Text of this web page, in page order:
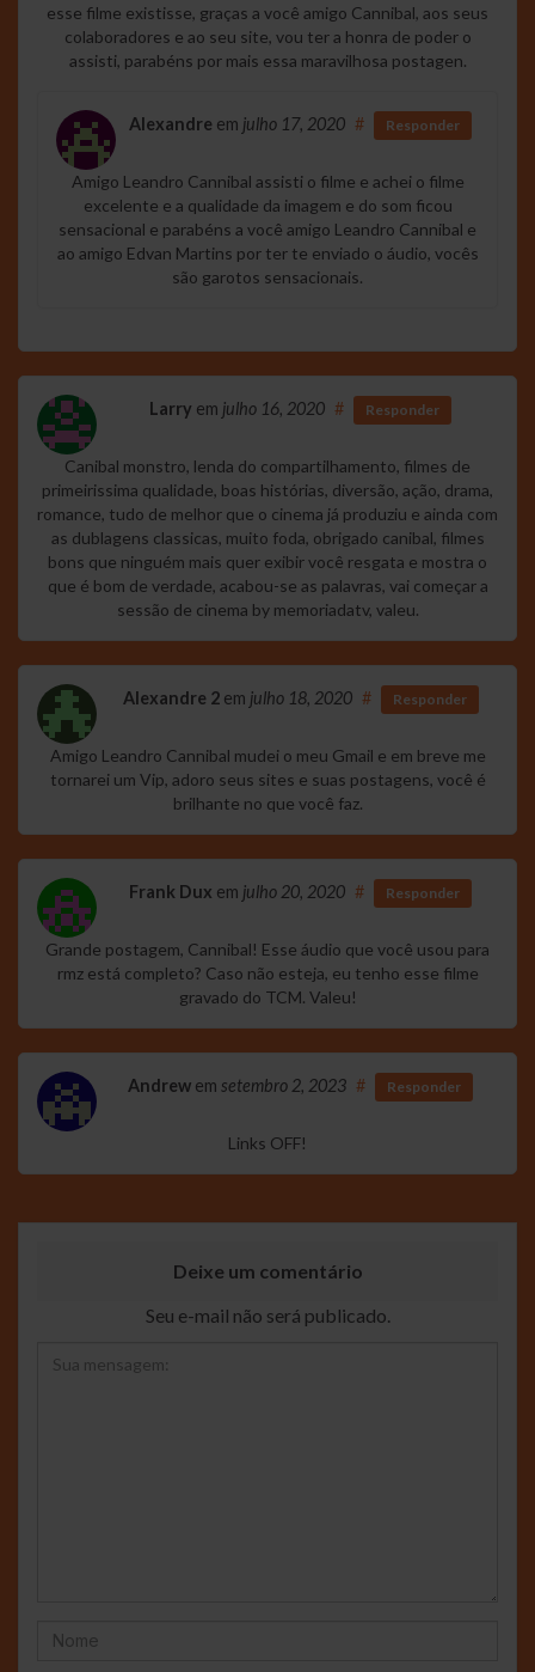
esse filme existisse, graças a você amigo Cannibal, aos seus
colaboradores e ao seu site, vou ter a honra de poder o
assisti, parabéns por mais essa maravilhosa postagen.
Alexandre em julho 17, 2020 # Responder
Amigo Leandro Cannibal assisti o filme e achei o filme
excelente e a qualidade da imagem e do som ficou
sensacional e parabéns a você amigo Leandro Cannibal e
ao amigo Edvan Martins por ter te enviado o áudio, vocês
são garotos sensacionais.
Larry em julho 16, 2020 # Responder
Canibal monstro, lenda do compartilhamento, filmes de
primeirissima qualidade, boas histórias, diversão, ação, drama,
romance, tudo de melhor que o cinema já produziu e ainda com
as dublagens classicas, muito foda, obrigado canibal, filmes
bons que ninguém mais quer exibir você resgata e mostra o
que é bom de verdade, acabou-se as palavras, vai começar a
sessão de cinema by memoriadatv, valeu.
Alexandre 2em julho 18, 2020 # Responder
Amigo Leandro Cannibal mudei o meu Gmail e em breve me
tornarei um Vip, adoro seus sites e suas postagens, você é
brilhante no que você faz.
Frank Dux em julho 20, 2020 # Responder
Grande postagem, Cannibal! Esse áudio que você usou para
rmz está completo? Caso não esteja, eu tenho esse filme
gravado do TCM. Valeu!
Andrew em setembro 2, 2023 # Responder
Links OFF!
Deixe um comentário
Seu e-mail não será publicado.